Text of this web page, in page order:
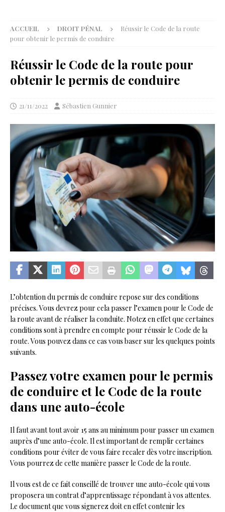
ACCUEIL DROIT PÉNAL
Réussir le Code de la route
pour obtenir le permis de conduire
Réussir le Code de la route pour
obtenir le permis de conduire
21/11/2022 Sébastien Gunnier
L’obtention du permis de conduire repose sur des conditions
précises. Vous devrez pour cela passer l’examen pour le Code de
la route avant de réaliser la conduite. Notez en effet que certaines
conditions sont à prendre en compte pour réussir le Code de la
route. Vous pouvez dans ce cas vous baser sur les quelques points
suivants.
Passez votre examen pour le permis
de conduire et le Code de la route
dans une auto-école
Il faut avant tout avoir 15 ans au minimum pour passer un examen
auprès d’une auto-école. Il est important de remplir certaines
conditions pour éviter de vous faire recaler dès votre inscription.
Vous pourrez de cette manière passer le Code de la route.
Il vous est de ce fait conseillé de trouver une auto-école qui vous
proposera un contrat d’apprentissage répondant à vos attentes.
Le document que vous signerez doit en effet contenir les